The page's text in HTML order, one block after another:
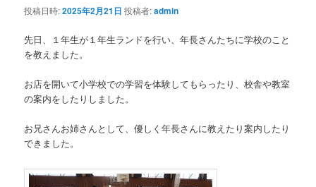
投稿日時:2025年2月21日 投稿者:admin
先日、１年生が１年生ランドを行い、年長さんたちに学校のこと
を教えました。
お店を開いて小学校での学習を体験してもらったり、校舎や教室
の案内をしたりしました。
お兄さんお姉さんとして、優しく年長さんに教えたり案内したり
できました。